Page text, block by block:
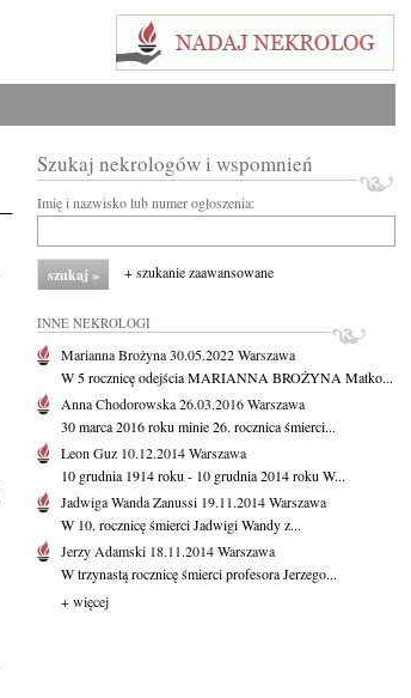
Szukaj nekrologów i wspomnień
Imię i nazwisko lub numer ogłoszenia:
+ szukanie zaawansowane
INNE NEKROLOGI
Marianna Brożyna30.05.2022Warszawa
W 5 rocznicę odejścia MARIANNA BROŻYNA Matko...
Anna Chodorowska26.03.2016Warszawa
30 marca 2016 roku minie 26. rocznica śmierci...
Leon Guz 10.12.2014Warszawa
10 grudnia 1914 roku - 10 grudnia 2014 roku W...
Jadwiga Wanda Zanussi 19.11.2014Warszawa
W 10. rocznicę śmierci Jadwigi Wandy z...
Jerzy Adamski 18.11.2014Warszawa
W trzynastą rocznicę śmierci profesora Jerzego...
+ więcej